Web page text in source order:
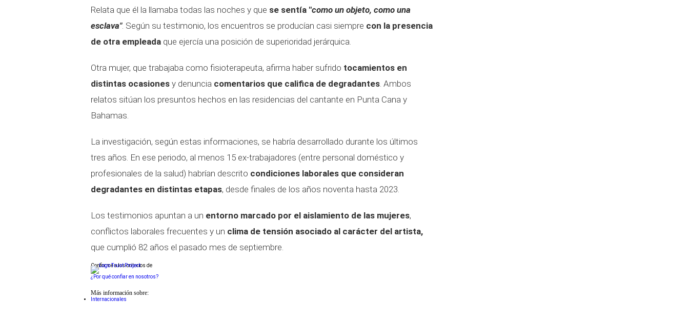
Relata que él la llamaba todas las noches y que se sentía "como un objeto, como una
esclava". Según su testimonio, los encuentros se producían casi siempre con la presencia
de otra empleada que ejercía una posición de superioridad jerárquica.
Otra mujer, que trabajaba como fisioterapeuta, afirma haber sufrido tocamientos en
distintas ocasiones y denuncia comentarios que califica de degradantes. Ambos
relatos sitúan los presuntos hechos en las residencias del cantante en Punta Cana y
Bahamas.
La investigación, según estas informaciones, se habría desarrollado durante los últimos
tres años. En ese periodo, al menos 15 ex-trabajadores (entre personal doméstico y
profesionales de la salud) habrían descrito condiciones laborales que consideran
degradantes en distintas etapas, desde finales de los años noventa hasta 2023.
Los testimonios apuntan a un entorno marcado por el aislamiento de las mujeres,
conflictos laborales frecuentes y un clima de tensión asociado al carácter del artista,
que cumplió 82 años el pasado mes de septiembre.
Conforme a los criterios de
¿Por qué confiar en nosotros?
Más información sobre:
Internacionales